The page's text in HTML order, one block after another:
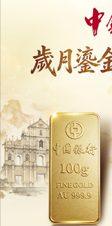
49453
港珠澳大橋周三清晨演練
珠澳方向部分路段臨時管制
05/06/2026 49771